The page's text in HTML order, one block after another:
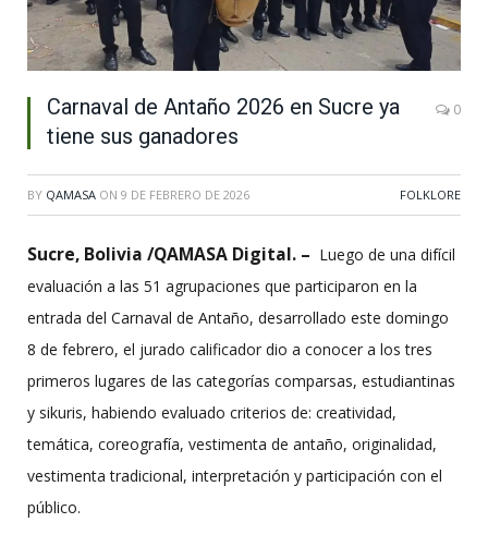
Carnaval de Antaño 2026 en Sucre ya
tiene sus ganadores
0
BY QAMASA ON 9 DE FEBRERO DE 2026 FOLKLORE
Sucre, Bolivia /QAMASA Digital. – Luego de una difícil
evaluación a las 51 agrupaciones que participaron en la
entrada del Carnaval de Antaño, desarrollado este domingo
8 de febrero, el jurado calificador dio a conocer a los tres
primeros lugares de las categorías comparsas, estudiantinas
y sikuris, habiendo evaluado criterios de: creatividad,
temática, coreografía, vestimenta de antaño, originalidad,
vestimenta tradicional, interpretación y participación con el
público.